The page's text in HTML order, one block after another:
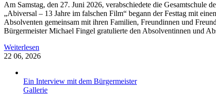
Am Samstag, den 27. Juni 2026, verabschiedete die
„Abiversal – 13 Jahre im falschen Film“ begann der Festtag mit
Absolventen gemeinsam mit ihren Familien, Freundinnen und
Bürgermeister Michael Fingel gratulierte den Absolventinnen und
Weiterlesen
22 06, 2026
Ein Interview mit dem Bürgermeister
Gallerie